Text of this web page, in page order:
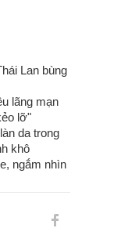
Lan bùng
lãng mạn
lỡ"
da trong
khô
ngắm nhìn